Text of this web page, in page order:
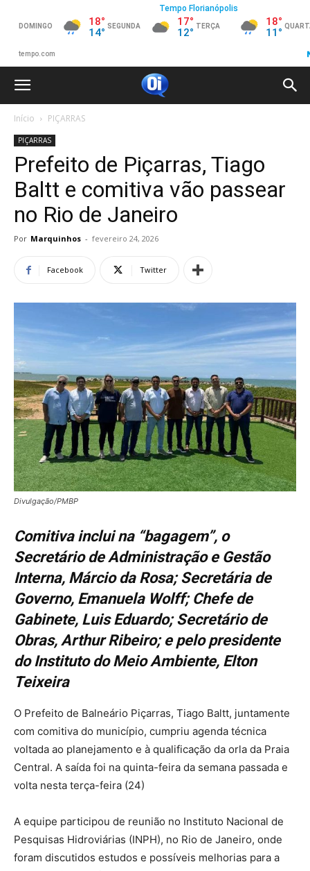
Início PIÇARRAS
PIÇARRAS
Prefeito de Piçarras, Tiago
Baltt e comitiva vão passear
no Rio de Janeiro
Por Marquinhos - fevereiro 24, 2026
Facebook Twitter
Divulgação/PMBP
Comitiva inclui na “bagagem”, o
Secretário de Administração e Gestão
Interna, Márcio da Rosa; Secretária de
Governo, Emanuela Wolff; Chefe de
Gabinete, Luis Eduardo; Secretário de
Obras, Arthur Ribeiro; e pelo presidente
do Instituto do Meio Ambiente, Elton
Teixeira
O Prefeito de Balneário Piçarras, Tiago Baltt, juntamente
com comitiva do município, cumpriu agenda técnica
voltada ao planejamento e à qualificação da orla da Praia
Central. A saída foi na quinta-feira da semana passada e
volta nesta terça-feira (24)
A equipe participou de reunião no Instituto Nacional de
Pesquisas Hidroviárias (INPH), no Rio de Janeiro, onde
foram discutidos estudos e possíveis melhorias para a